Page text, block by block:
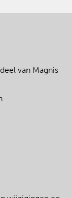
van Magnis